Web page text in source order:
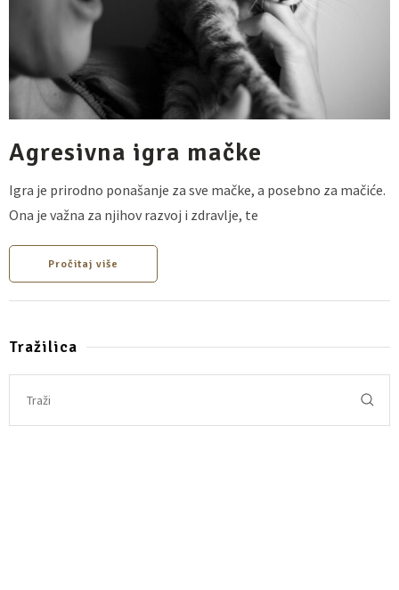
Agresivna igra mačke
Igra je prirodno ponašanje za sve mačke, a posebno za mačiće.
Ona je važna za njihov razvoj i zdravlje, te
Pročitaj više
Tražilica